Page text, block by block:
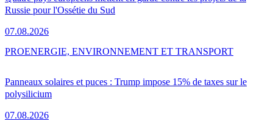
Russie pour l'Ossétie du Sud
07.08.2026
Panneaux solaires et puces : Trump impose 15% de taxes sur le
polysilicium
07.08.2026
PROENERGIE, ENVIRONNEMENT ET TRANSPORT